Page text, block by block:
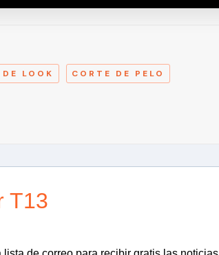
LOOK CORTE DE PELO
T13